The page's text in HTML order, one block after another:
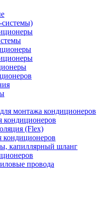
монтажа кондиционеров
кондиционеров
(Flex)
капиллярный шланг
провода